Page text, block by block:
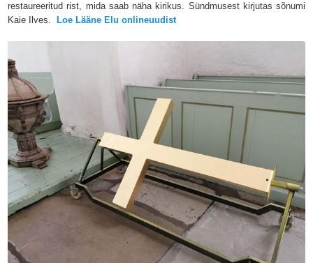
restaureeritud rist, mida saab näha kirikus. Sündmusest kirjutas sõnumi
Kaie Ilves.
Loe Lääne Elu onlineuudist